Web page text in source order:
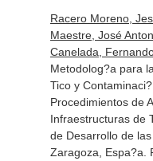
Racero Moreno,
Maestre, José
Canelada,
Metodolog?a para
Tico y
Procedimientos de
Infraestructuras de
de Desarrollo de
Zaragoza, Espa?a.